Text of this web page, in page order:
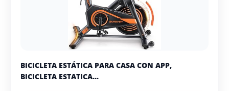
BICICLETA ESTÁTICA PARA CASA CON APP,
BICICLETA ESTATICA...